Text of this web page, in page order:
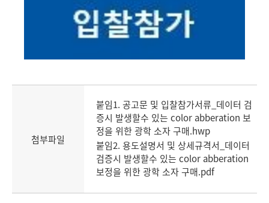
첨부파일
붙임1. 공고문 및 입찰참가서류_데이터 검
증시 발생할수 있는 color abberation 보
정을 위한 광학 소자 구매.hwp
붙임2. 용도설명서 및 상세규격서_데이터
검증시 발생할수 있는 color abberation
보정을 위한 광학 소자 구매.pdf